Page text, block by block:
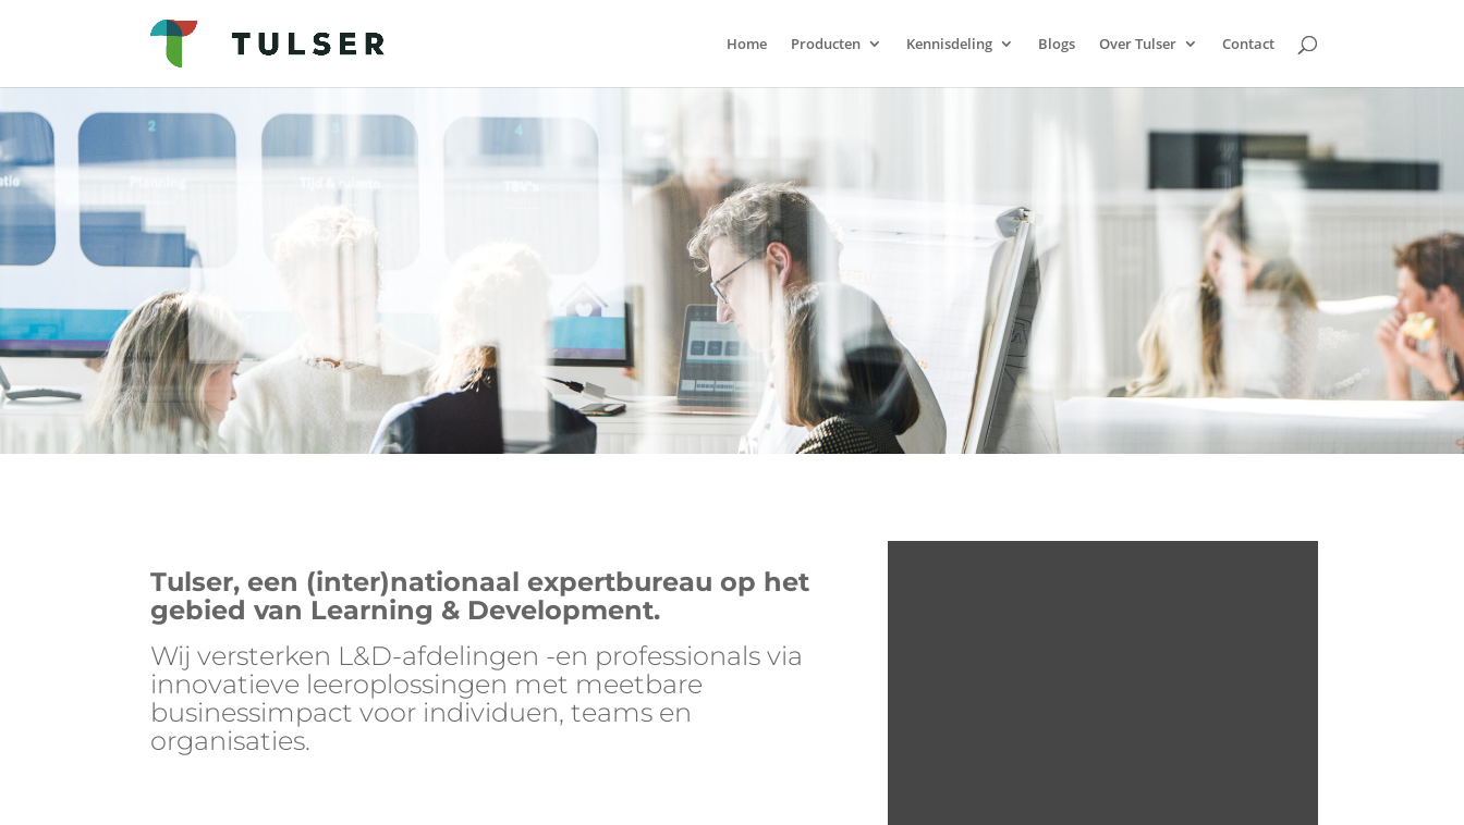
Home Producten Kennisdeling Blogs Over Tulser Contact
Tulser, een (inter)nationaal expertbureau op het
gebied van Learning & Development.
Wij versterken L&D-afdelingen -en professionals via
innovatieve leeroplossingen met meetbare
businessimpact voor individuen, teams en
organisaties.